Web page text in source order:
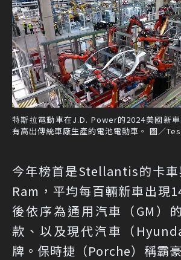
特斯拉電動車在J.D. Power的2024美國新
有高出傳統車廠生產的電池電動車。 圖／
今年榜首是Stellantis的卡車
Ram，平均每百輛新車出現
後依序為通用汽車（GM）
款、以及現代汽車（
牌。保時捷（Porche）稱霸